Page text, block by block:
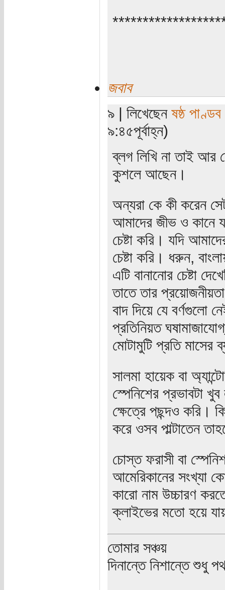
জবাব
৯ | লিখেছেন ষষ্ঠ পাণ্ডব
৯:৪৫পূর্বাহ্ন)
ব্লগ লিখি না তাই আর
কুশলে আছেন।
অন্যরা কে কী করেন
আমাদের জীভ ও কানে
চেষ্টা করি। যদি
চেষ্টা করি। ধরুন,
এটি বানানোর চেষ্টা
তাতে তার
বাদ দিয়ে যে বর্ণগুলো
প্রতিনিয়ত
মোটামুটি প্রতি মাসের
সালমা হায়েক বা
স্পেনিশের প্রভাবটা
ক্ষেত্রে পছন্দও করি।
করে ওসব পাল্টাতেন
চোস্ত ফরাসী বা
আমেরিকানের সংখ্যা
কারো নাম উচ্চারণ
ক্লাইভের মতো হয়ে
তোমার সঞ্চয়
দিনান্তে নিশান্তে শুধু